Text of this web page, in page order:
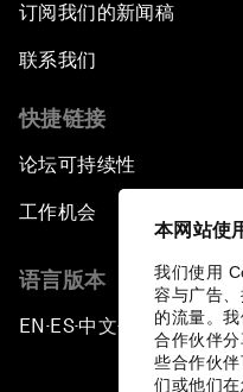
本网站使
我们使用
容与广告
的流量。
合作伙伴
些合作伙
们或他们
订阅我们的新闻稿
联系我们
快捷链接
论坛可持续性
工作机会
语言版本
EN ▪ES▪中文▪ 日本語